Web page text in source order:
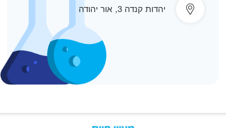
יהדות קנדה 3, אור יהודה